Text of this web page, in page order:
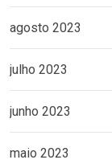
agosto 2023
julho 2023
junho 2023
maio 2023